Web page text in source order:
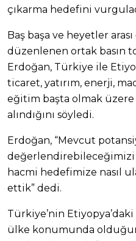
çıkarma hedefini
Baş başa ve heyetler
düzenlenen ortak basın
Erdoğan, Türkiye ile
ticaret, yatırım, enerji,
eğitim başta olmak
alındığını söyledi.
Erdoğan, “Mevcut
değerlendirebileceğimizi
hacmi hedefimize nasıl
ettik” dedi.
Türkiye’nin
ülke konumunda